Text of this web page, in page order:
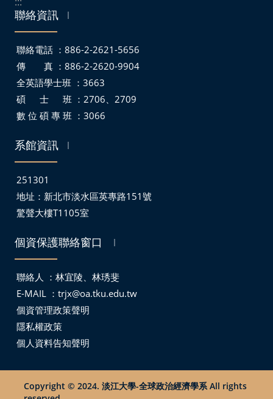
聯絡資訊 ｜
聯絡電話 ：886-2-2621-5656
傳 真 ：886-2-2620-9904
全英語學士班 ：3663
碩 士 班 ：2706、2709
數 位 碩 專 班 ：3066
系館資訊 ｜
251301
地址： 新北市淡水區英專路151號
驚聲大樓T1105室
個資保護聯絡窗口 ｜
聯絡人 ：林宜陵、林琇斐
E-MAIL ： trjx@oa.tku.edu.tw
個資管理政策聲明
隱私權政策
個人資料告知聲明
Copyright © 2024. 淡江大學-全球政治經濟學系 All rights